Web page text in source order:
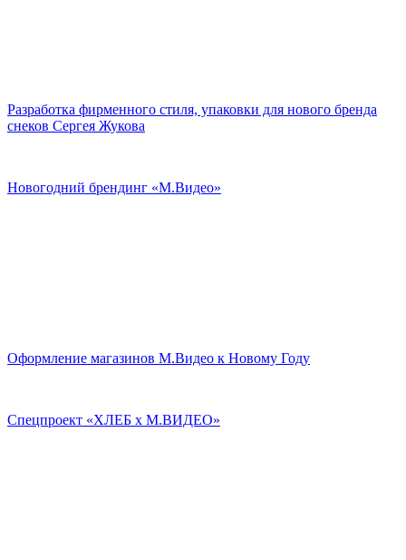
Разработка фирменного стиля, упаковки для нового бренда
снеков Сергея Жукова
Новогодний брендинг «М.Видео»
Оформление магазинов М.Видео к Новому Году
Спецпроект «ХЛЕБ х М.ВИДЕО»